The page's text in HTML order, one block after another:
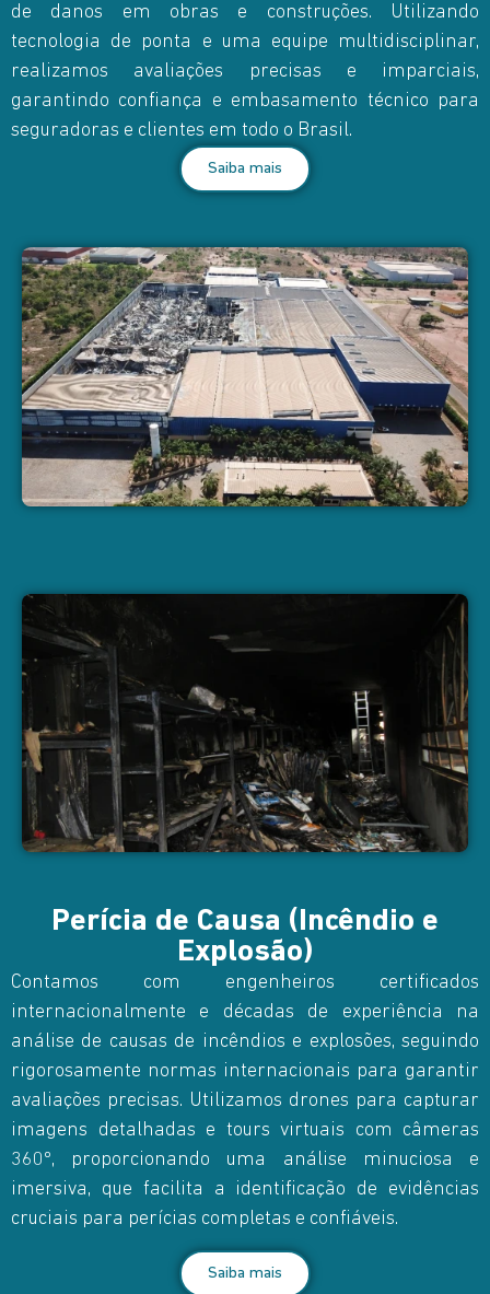
de danos em obras e construções. Utilizando
tecnologia de ponta e uma equipe multidisciplinar,
realizamos avaliações precisas e imparciais,
garantindo confiança e embasamento técnico para
seguradoras e clientes em todo o Brasil.
Saiba mais
Perícia de Causa (Incêndio e
Explosão)
Contamos com engenheiros certificados
internacionalmente e décadas de experiência na
análise de causas de incêndios e explosões, seguindo
rigorosamente normas internacionais para garantir
avaliações precisas. Utilizamos drones para capturar
imagens detalhadas e tours virtuais com câmeras
360º, proporcionando uma análise minuciosa e
imersiva, que facilita a identificação de evidências
cruciais para perícias completas e confiáveis.
Saiba mais